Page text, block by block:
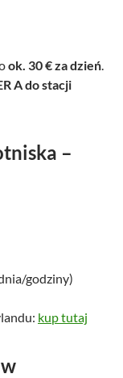
ok. 30 € za dzień
A do stacji
–
godziny)
kup tutaj
w